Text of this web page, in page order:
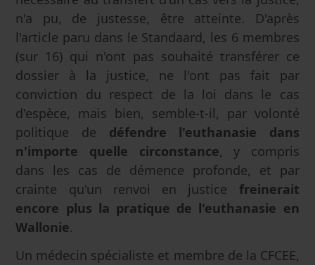
n'a pu, de justesse, être atteinte. D'après
l'article paru dans le Standaard, les 6 membres
(sur 16) qui n'ont pas souhaité transférer ce
dossier à la justice, ne l'ont pas fait par
conviction du respect de la loi dans le cas
d'espèce, mais bien, semble-t-il, par volonté
politique de défendre l'euthanasie dans
n'importe quelle circonstance, y compris
dans les cas de démence profonde, et par
crainte qu'un renvoi en justice freinerait
encore plus la pratique de l'euthanasie en
Wallonie.
Un médecin spécialiste et membre de la CFCEE,